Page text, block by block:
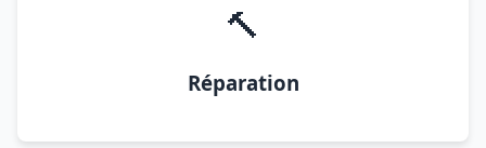
🔨
Réparation